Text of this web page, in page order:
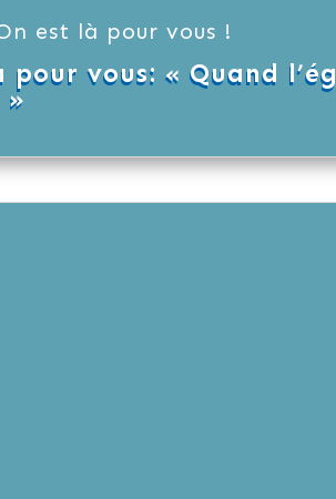
est là pour vous !
pour vous: « Quand
»